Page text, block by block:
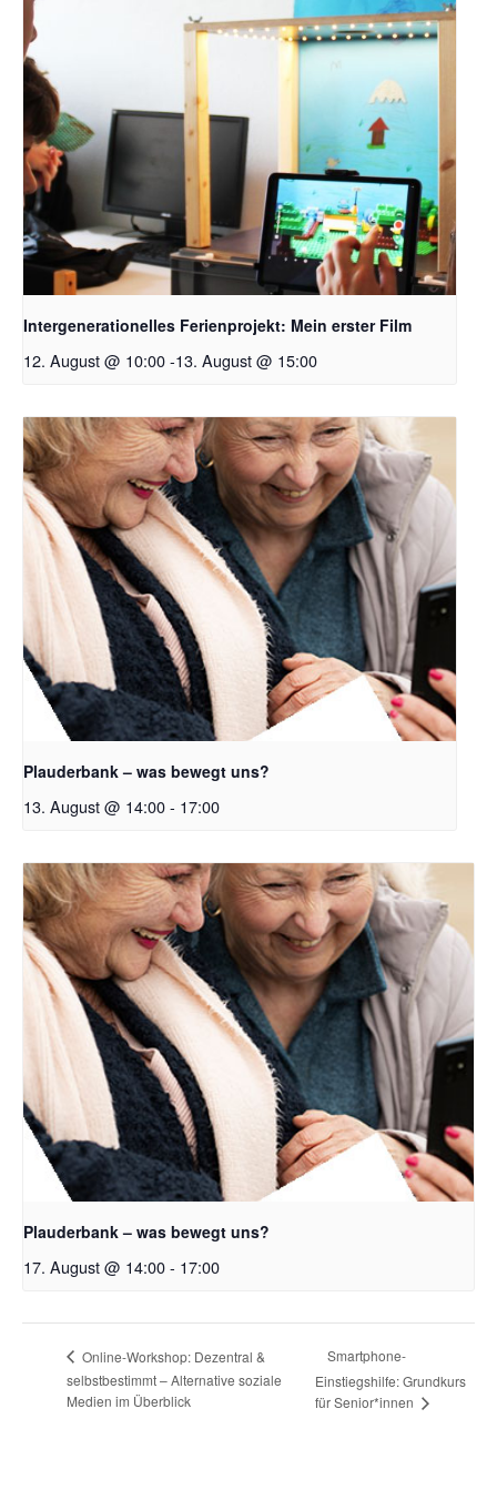
Intergenerationelles Ferienprojekt: Mein erster Film
12. August @ 10:00-13. August @ 15:00
Plauderbank – was bewegt uns?
13. August @ 14:00- 17:00
Plauderbank – was bewegt uns?
17. August @ 14:00- 17:00
Online-Workshop: Dezentral &
selbstbestimmt – Alternative soziale
Medien im Überblick
Smartphone-
Einstiegshilfe: Grundkurs
für Senior*innen